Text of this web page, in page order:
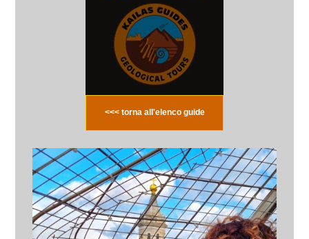
<<< torna all'elenco guide